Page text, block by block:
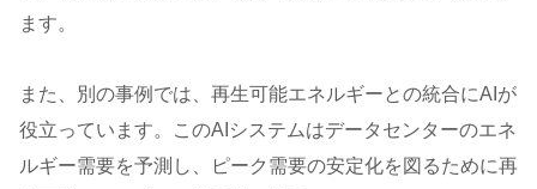
ます。
また、別の事例では、再生可能エネルギーとの統合にAIが
役立っています。このAIシステムはデータセンターのエネ
ルギー需要を予測し、ピーク需要の安定化を図るために再